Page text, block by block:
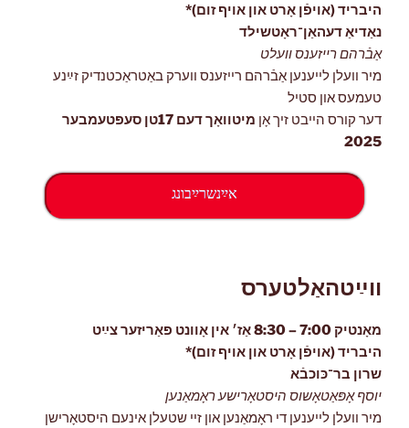
היבריד (אויפֿן אָרט און אויף זום)*
נאַדיאַ דעהאַן־ראָטשילד
אַבֿרהם רייזענס וועלט
מיר וועלן לייענען אַבֿרהם רייזענס ווערק באַטראַכטנדיק זײַנע
טעמעס און סטיל
דער קורס הייבט זיך אָן
מיטוואָך דעם 17טן סעפּטעמבער
2025
אײַנשרײַבונג
ווײַטהאַלטערס
מאָנטיק 7:00 – 8:30 אַז׳ אין אָוונט פּאַריזער צײַט
היבריד (אויפֿן אָרט און אויף זום)*
שרון בר־כּוכבֿא
יוסף אָפּאַטאָשוס היסטאָרישע ראָמאַנען
מיר וועלן לייענען די ראָמאַנען און זיי שטעלן אינעם היסטאָרישן